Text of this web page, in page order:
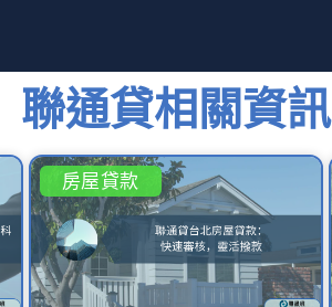
聯通貸相關資訊
房屋貸款